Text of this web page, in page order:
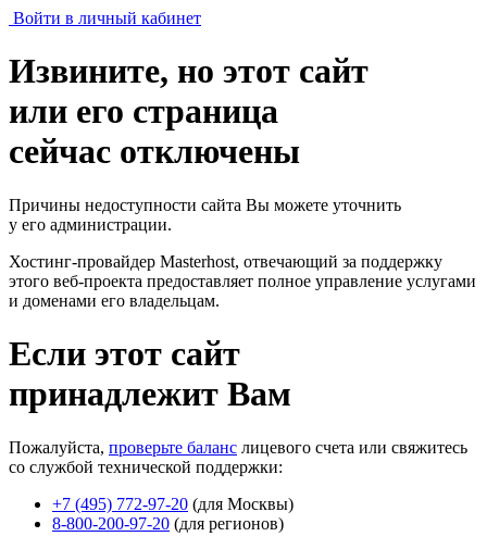
Войти в личный кабинет
Извините, но этот сайт
или его страница
сейчас отключены
Причины недоступности сайта Вы можете уточнить
у его администрации.
Хостинг-провайдер Masterhost, отвечающий за поддержку
этого веб-проекта предоставляет полное управление услугами
и доменами его владельцам.
Если этот сайт
принадлежит Вам
Пожалуйста, проверьте баланс лицевого счета или свяжитесь
со службой технической поддержки:
+7 (495) 772-97-20 (для Москвы)
8-800-200-97-20 (для регионов)